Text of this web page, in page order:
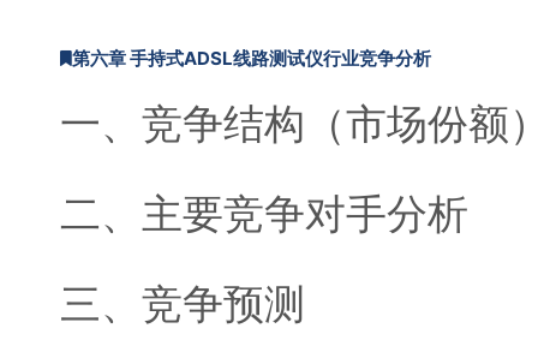
第六章 手持式ADSL线路测试仪行业竞争分析
一、竞争结构（市场份额
二、主要竞争对手分析
三、竞争预测